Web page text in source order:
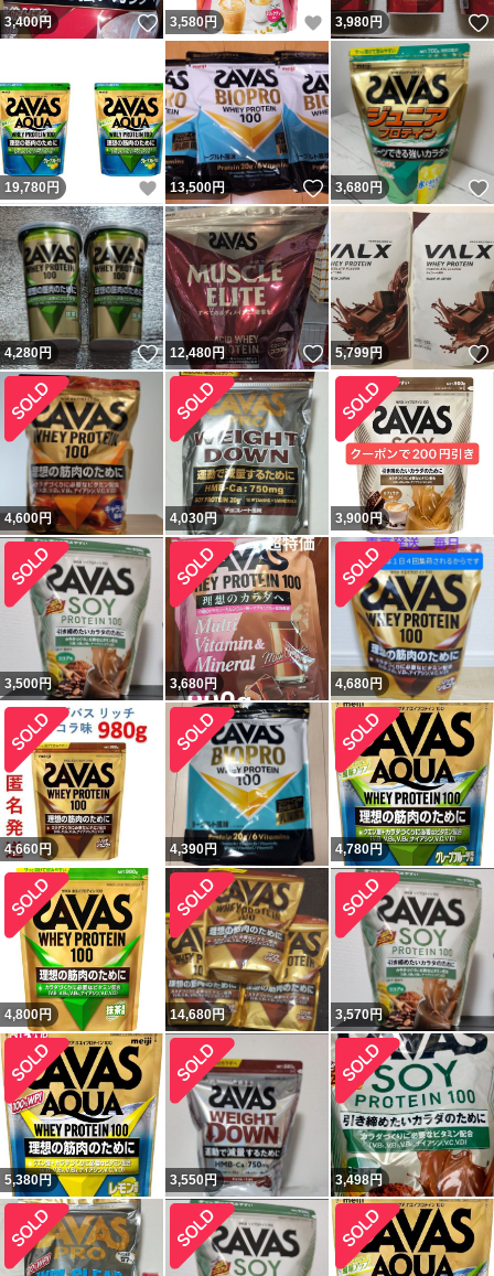
3,400円 いいね！
3,580円 いいね！
3,980円
19,780 円 いいね！
13,500円 いいね！
3,680円
4,280円 いいね！
12,480円 いいね！
5,799円
4,600円 4,030円 3,900円
3,500円 3,680円 4,680円
4,660円 4,390円 4,780円
4,800円 14,680円 3,570円
5,380円 3,550円 3,498円